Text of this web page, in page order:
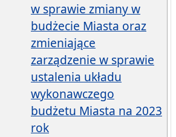
w sprawie zmiany w
budżecie Miasta oraz
zmieniające
zarządzenie w sprawie
ustalenia układu
wykonawczego
budżetu Miasta na 2023
rok